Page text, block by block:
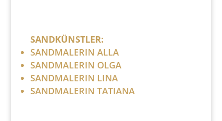
SANDKÜNSTLER:
SANDMALERIN ALLA
SANDMALERIN OLGA
SANDMALERIN LINA
SANDMALERIN TATIANA